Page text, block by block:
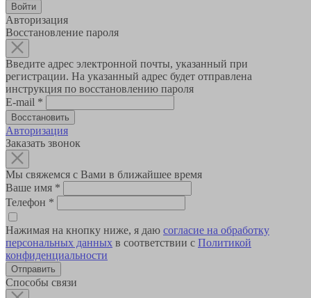
Авторизация
Восстановление пароля
Введите адрес электронной почты, указанный при
регистрации. На указанный адрес будет отправлена
инструкция по восстановлению пароля
E-mail *
Авторизация
Заказать звонок
Мы свяжемся с Вами в ближайшее время
Ваше имя *
Телефон *
Нажимая на кнопку ниже, я даю согласие на обработку
персональных данных в соответствии с Политикой
конфиденциальности
Способы связи